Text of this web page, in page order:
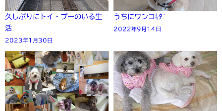
久しぶりにトイ・プーのいる生
活
2023年1月30日
うちにワンコｷﾀ~
2022年9月14日